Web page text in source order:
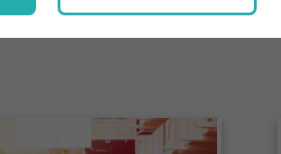
tippek és trükkök.